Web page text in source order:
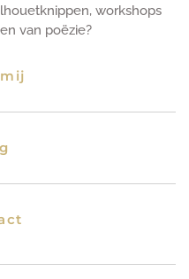
workshops
van poëzie?